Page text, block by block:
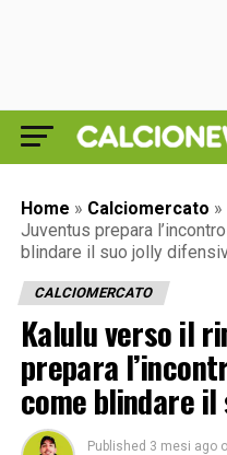
Home » Calciomercato »
Juventus prepara
blindare il suo jolly
CALCIOMERCATO
Kalulu verso il
prepara
come blindare
Published 3 mesi ago